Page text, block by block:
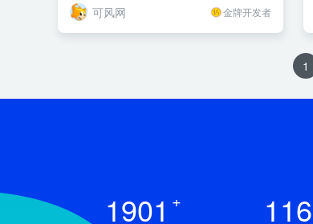
可风网 金牌开发者
1
1901 +